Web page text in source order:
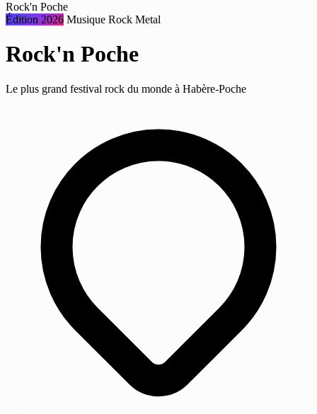
Rock'n Poche
Édition 2026 Musique Rock Metal
Rock'n Poche
Le plus grand festival rock du monde à Habère-Poche